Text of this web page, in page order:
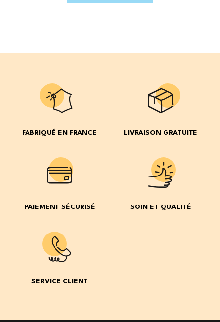
FABRIQUÉ EN FRANCE LIVRAISON GRATUITE
PAIEMENT SÉCURISÉ SOIN ET QUALITÉ
SERVICE CLIENT